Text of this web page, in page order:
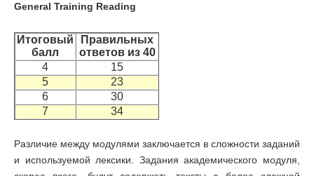
General Training Reading
Итоговый
балл
Правильных
ответов из 40
4
15
5
23
6
30
7
34
Различие между модулями заключается в сложности заданий
и используемой лексики. Задания академического модуля,